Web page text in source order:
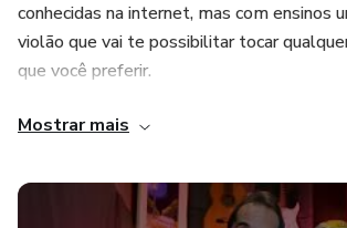
conhecidas na internet, mas com ensinos
violão que vai te possibilitar tocar
que você preferir.
O curso é indicado para você que sonha em
O método Violão sem Mistério contém
Mostrar mais